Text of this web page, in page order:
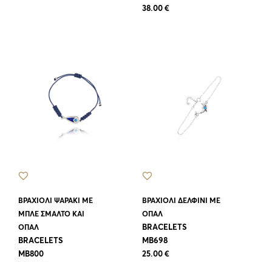
38.00 €
ΒΡΑΧΙΟΛΙ ΨΑΡΑΚΙ ΜΕ
ΜΠΛΕ ΣΜΑΛΤΟ ΚΑΙ
ΟΠΑΛ
BRACELETS
MB800
ΒΡΑΧΙΟΛΙ ΔΕΛΦΙΝΙ ΜΕ
ΟΠΑΛ
BRACELETS
ΜΒ698
25.00 €